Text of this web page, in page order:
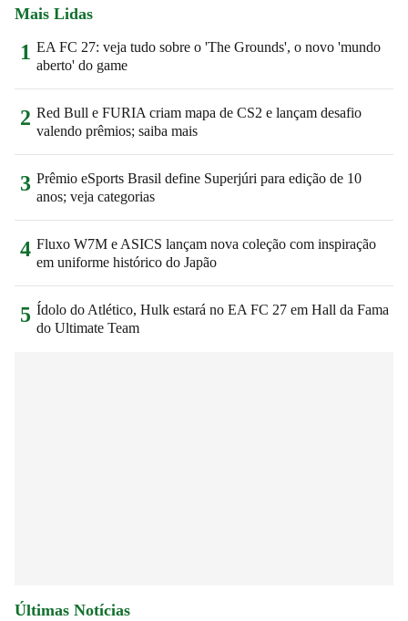
Mais Lidas
1 EA FC 27: veja tudo sobre o 'The Grounds', o novo 'mundo
aberto' do game
2 Red Bull e FURIA criam mapa de CS2 e lançam desafio
valendo prêmios; saiba mais
3 Prêmio eSports Brasil define Superjúri para edição de 10
anos; veja categorias
4 Fluxo W7M e ASICS lançam nova coleção com inspiração
em uniforme histórico do Japão
5 Ídolo do Atlético, Hulk estará no EA FC 27 em Hall da Fama
do Ultimate Team
Últimas Notícias